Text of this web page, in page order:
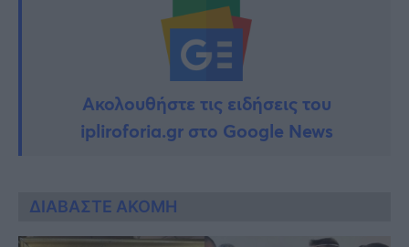
Ακολουθήστε τις ειδήσεις του
ipliroforia.gr στο Google News
ΔΙΑΒΑΣΤΕ ΑΚΟΜΗ